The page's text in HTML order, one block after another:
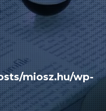
miosz.hu/wp-